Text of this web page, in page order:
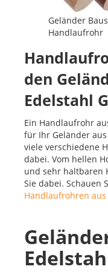
Geländer
Handlaufrohr
den
Edelstahl
Ein Handlaufrohr
für Ihr Geländer
viele verschiedene
dabei. Vom hellen
und sehr haltbaren
Sie dabei. Schauen
Handlaufrohren aus